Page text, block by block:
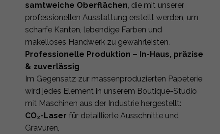
samtweiche Oberflächen, die mit unserer
professionellen Ausstattung erstellt werden, um
scharfe Kanten, lebendige Farben und
makelloses Handwerk zu gewährleisten.
Professionelle Produktion – In-Haus, präzise
& zuverlässig
Im Gegensatz zur massenproduzierten Papeterie
wird jedes Element in unserem Boutique-Studio
mit Maschinen aus der Industrie hergestellt:
CO₂-Laser für detaillierte Ausschnitte und
Gravuren,